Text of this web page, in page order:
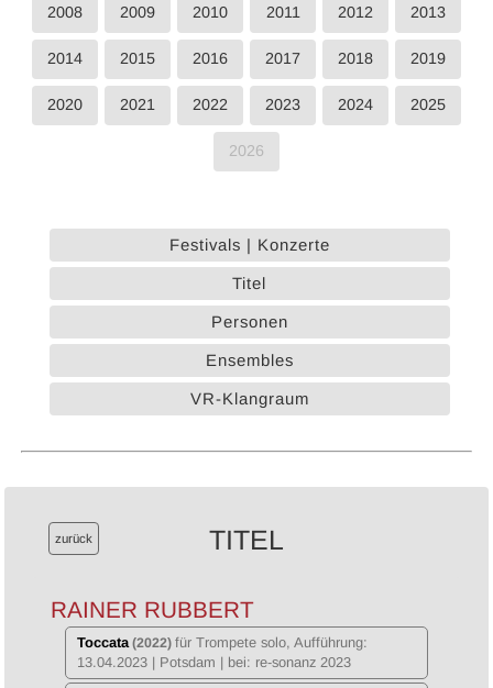
2008 2009 2010 2011 2012 2013
2014 2015 2016 2017 2018 2019
2020 2021 2022 2023 2024 2025
2026
Festivals | Konzerte
Titel
Personen
Ensembles
VR-Klangraum
TITEL
zurück
RAINER RUBBERT
Toccata(2022) für Trompete solo, Aufführung:
13.04.2023 | Potsdam | bei: re-sonanz 2023